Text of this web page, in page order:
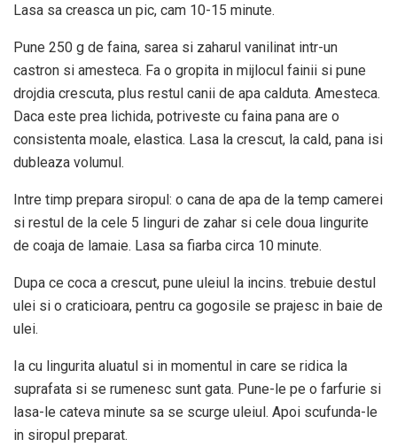
Lasa sa creasca un pic, cam 10-15 minute.
Pune 250 g de faina, sarea si zaharul vanilinat intr-un
castron si amesteca. Fa o gropita in mijlocul fainii si pune
drojdia crescuta, plus restul canii de apa calduta. Amesteca.
Daca este prea lichida, potriveste cu faina pana are o
consistenta moale, elastica. Lasa la crescut, la cald, pana isi
dubleaza volumul.
Intre timp prepara siropul: o cana de apa de la temp camerei
si restul de la cele 5 linguri de zahar si cele doua lingurite
de coaja de lamaie. Lasa sa fiarba circa 10 minute.
Dupa ce coca a crescut, pune uleiul la incins. trebuie destul
ulei si o craticioara, pentru ca gogosile se prajesc in baie de
ulei.
Ia cu lingurita aluatul si in momentul in care se ridica la
suprafata si se rumenesc sunt gata. Pune-le pe o farfurie si
lasa-le cateva minute sa se scurge uleiul. Apoi scufunda-le
in siropul preparat.